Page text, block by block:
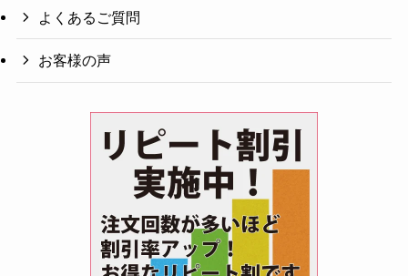
よくあるご質問
お客様の声